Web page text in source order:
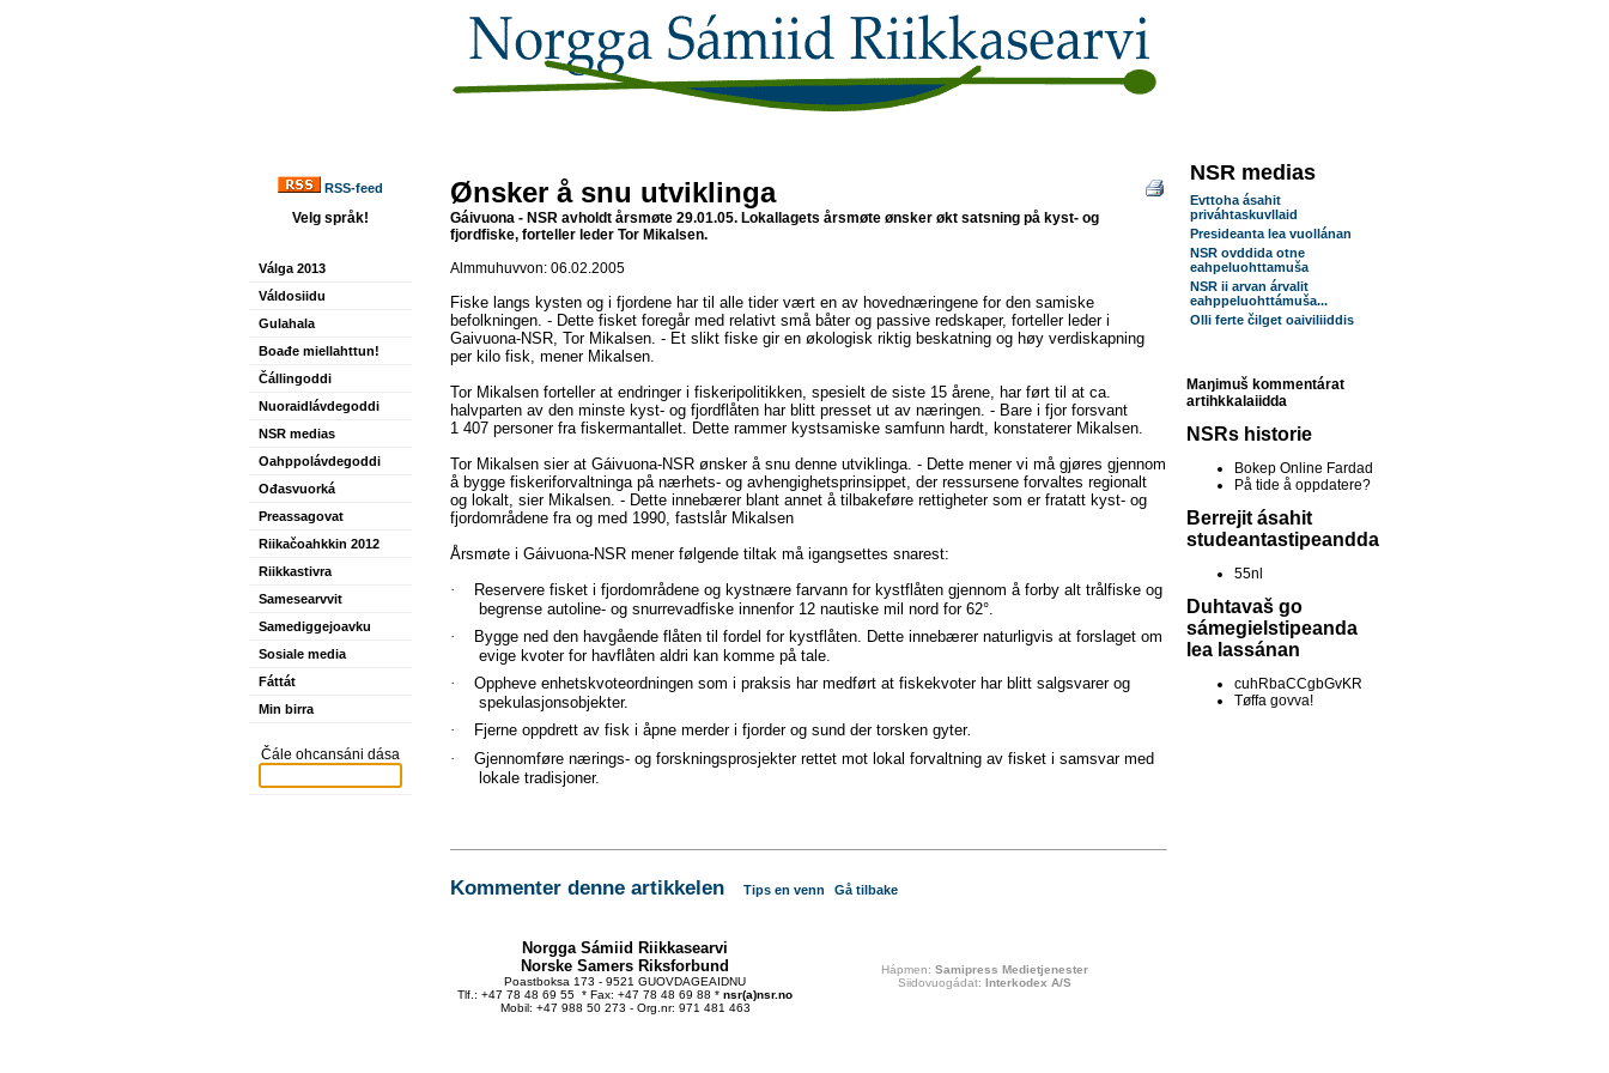
RSS-feed
Velg språk!
Válga 2013
Váldosiidu
Gulahala
Boađe miellahttun!
Čállingoddi
Nuoraidlávdegoddi
NSR medias
Oahppolávdegoddi
Ođasvuorká
Preassagovat
Riikačoahkkin 2012
Riikkastivra
Samesearvvit
Samediggejoavku
Sosiale media
Fáttát
Min birra
Čále ohcansáni dása
Ønsker å snu utviklinga
Gáivuona - NSR avholdt årsmøte 29.01.05. Lokallagets årsmøte ønsker økt satsning på kyst- og
fjordfiske, forteller leder Tor Mikalsen.
Almmuhuvvon: 06.02.2005
Fiske langs kysten og i fjordene har til alle tider vært en av hovednæringene for den samiske
befolkningen. - Dette fisket foregår med relativt små båter og passive redskaper, forteller leder i
Gaivuona-NSR, Tor Mikalsen. - Et slikt fiske gir en økologisk riktig beskatning og høy verdiskapning
per kilo fisk, mener Mikalsen.
Tor Mikalsen forteller at endringer i fiskeripolitikken, spesielt de siste 15 årene, har ført til at ca.
halvparten av den minste kyst- og fjordflåten har blitt presset ut av næringen. - Bare i fjor forsvant
1 407 personer fra fiskermantallet. Dette rammer kystsamiske samfunn hardt, konstaterer Mikalsen.
Tor Mikalsen sier at Gáivuona-NSR ønsker å snu denne utviklinga. - Dette mener vi må gjøres gjennom
å bygge fiskeriforvaltninga på nærhets- og avhengighetsprinsippet, der ressursene forvaltes regionalt
og lokalt, sier Mikalsen. - Dette innebærer blant annet å tilbakeføre rettigheter som er fratatt kyst- og
fjordområdene fra og med 1990, fastslår Mikalsen
Årsmøte i Gáivuona-NSR mener følgende tiltak må igangsettes snarest:
·
Reservere fisket i fjordområdene og kystnære farvann for kystflåten gjennom å forby alt trålfiske og
begrense autoline- og snurrevadfiske innenfor 12 nautiske mil nord for 62°.
·
Bygge ned den havgående flåten til fordel for kystflåten. Dette innebærer naturligvis at forslaget om
evige kvoter for havflåten aldri kan komme på tale.
·
Oppheve enhetskvoteordningen som i praksis har medført at fiskekvoter har blitt salgsvarer og
spekulasjonsobjekter.
·
Fjerne oppdrett av fisk i åpne merder i fjorder og sund der torsken gyter.
·
Gjennomføre nærings- og forskningsprosjekter rettet mot lokal forvaltning av fisket i samsvar med
lokale tradisjoner.
Kommenter denne artikkelen Tips en venn Gå tilbake
NSR medias
Evttoha ásahit
priváhtaskuvllaid
Presideanta lea vuollánan
NSR ovddida otne
eahpeluohttamuša
NSR ii arvan árvalit
eahppeluohttámuša...
Olli ferte čilget oaiviliiddis
Maŋimuš kommentárat
artihkkalaiidda
NSRs historie
Bokep Online Fardad
På tide å oppdatere?
Berrejit ásahit
studeantastipeandda
55nl
Duhtavaš go
sámegielstipeanda
lea lassánan
cuhRbaCCgbGvKR
Tøffa govva!
Norgga Sámiid Riikkasearvi
Norske Samers Riksforbund
Poastboksa 173 - 9521 GUOVDAGEAIDNU
Tlf.: +47 78 48 69 55 * Fax: +47 78 48 69 88 * nsr(a)nsr.no
Mobil: +47 988 50 273 - Org.nr: 971 481 463
Hápmen: Samipress Medietjenester
Siidovuogádat: Interkodex A/S